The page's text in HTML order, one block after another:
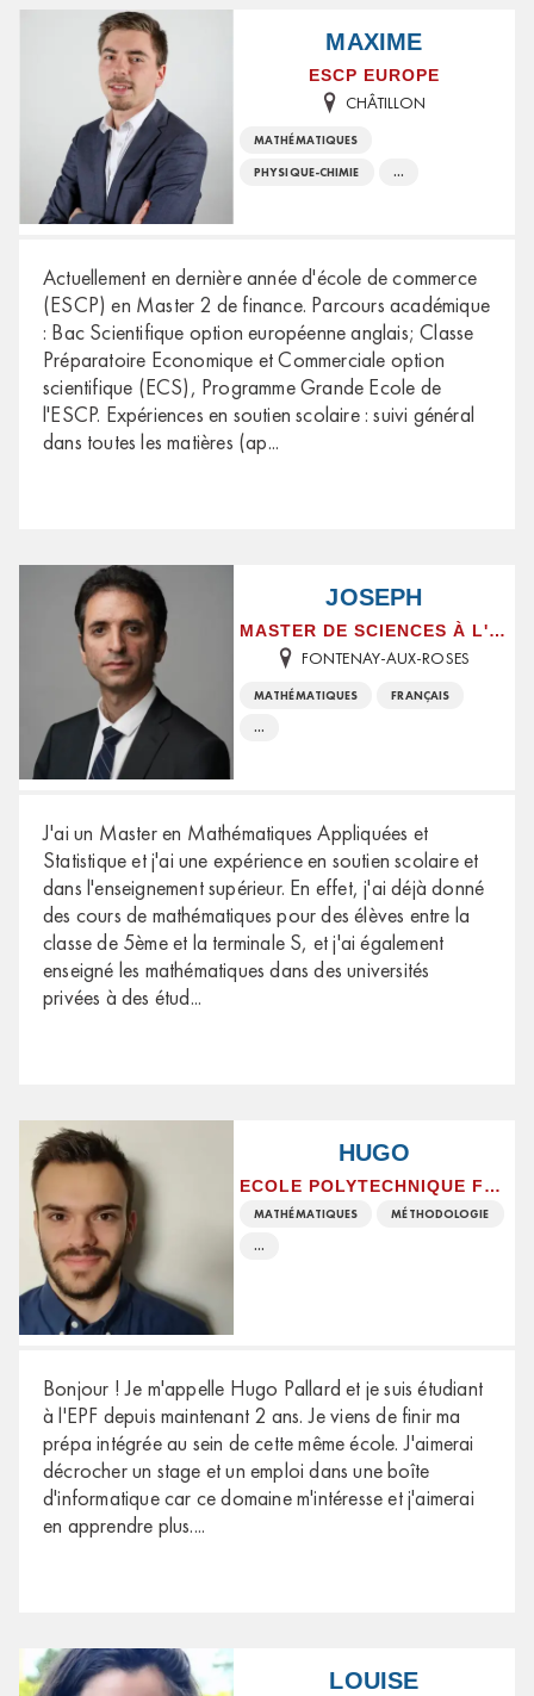
MAXIME
ESCP EUROPE
CHÂTILLON
MATHÉMATIQUES
PHYSIQUE-CHIMIE ...
Actuellement en dernière année d'école de commerce
(ESCP) en Master 2 de finance. Parcours académique
: Bac Scientifique option européenne anglais; Classe
Préparatoire Economique et Commerciale option
scientifique (ECS), Programme Grande Ecole de
l'ESCP. Expériences en soutien scolaire : suivi général
dans toutes les matières (ap...
JOSEPH
MASTER DE SCIENCES À L'UNIVERSITÉ AIX-MARSEILLE UNIVERSITÉ
FONTENAY-AUX-ROSES
MATHÉMATIQUES FRANÇAIS
...
J'ai un Master en Mathématiques Appliquées et
Statistique et j'ai une expérience en soutien scolaire et
dans l'enseignement supérieur. En effet, j'ai déjà donné
des cours de mathématiques pour des élèves entre la
classe de 5ème et la terminale S, et j'ai également
enseigné les mathématiques dans des universités
privées à des étud...
HUGO
ECOLE POLYTECHNIQUE FÉMININE
MATHÉMATIQUES MÉTHODOLOGIE
...
Bonjour ! Je m'appelle Hugo Pallard et je suis étudiant
à l'EPF depuis maintenant 2 ans. Je viens de finir ma
prépa intégrée au sein de cette même école. J'aimerai
décrocher un stage et un emploi dans une boîte
d'informatique car ce domaine m'intéresse et j'aimerai
en apprendre plus....
LOUISE